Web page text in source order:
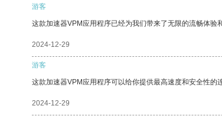
游客
这款加速器VPM应用程序已经为我们带来了无限的流畅体验
2024-12-29
游客
这款加速器VPM应用程序可以给你提供最高速度和安全性的
2024-12-29